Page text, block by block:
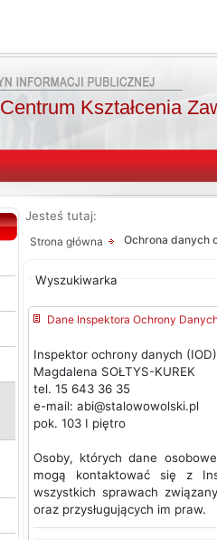
Centrum Kształcenia
Jesteś tutaj:
Strona główna Ochrona danych
WyszukiwarkaSzukaj
Dane Inspektora Ochrony
Inspektor ochrony danych
Magdalena SOŁTYS-KUREK
tel. 15 643 36 35
e-mail: abi@stalowowolski.pl
pok. 103 I piętro
Osoby, których dane
mogą kontaktować się z
wszystkich sprawach
oraz przysługujących im praw.